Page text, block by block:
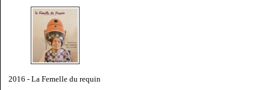
2016 - La Femelle du requin